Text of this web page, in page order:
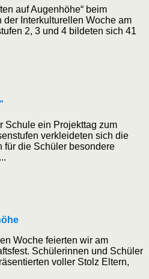
auf Augenhöhe“ beim
der Interkulturellen Woche am
2, 3 und 4 bildeten sich 41
Schule ein Projekttag zum
verkleideten sich die
für die Schüler besondere
Woche feierten wir am
Schülerinnen und Schüler
voller Stolz Eltern,